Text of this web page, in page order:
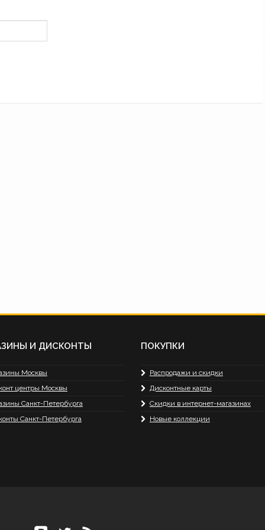
И ДИСКОНТЫ
Москвы
центры Москвы
Санкт-Петербурга
Санкт-Петербурга
ПОКУПКИ
Распродажи и скидки
Дисконтные карты
Скидки в интернет-магазинах
Новые коллекции